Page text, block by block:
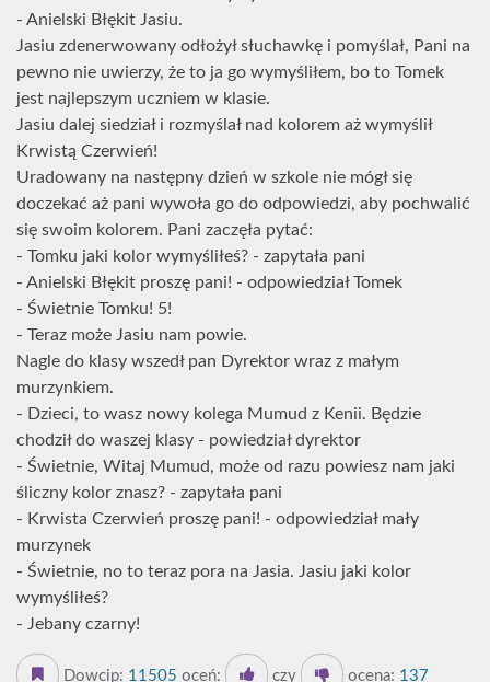
- Anielski Błękit Jasiu.
Jasiu zdenerwowany odłożył słuchawkę i pomyślał, Pani na
pewno nie uwierzy, że to ja go wymyśliłem, bo to Tomek
jest najlepszym uczniem w klasie.
Jasiu dalej siedział i rozmyślał nad kolorem aż wymyślił
Krwistą Czerwień!
Uradowany na następny dzień w szkole nie mógł się
doczekać aż pani wywoła go do odpowiedzi, aby pochwalić
się swoim kolorem. Pani zaczęła pytać:
- Tomku jaki kolor wymyśliłeś? - zapytała pani
- Anielski Błękit proszę pani! - odpowiedział Tomek
- Świetnie Tomku! 5!
- Teraz może Jasiu nam powie.
Nagle do klasy wszedł pan Dyrektor wraz z małym
murzynkiem.
- Dzieci, to wasz nowy kolega Mumud z Kenii. Będzie
chodził do waszej klasy - powiedział dyrektor
- Świetnie, Witaj Mumud, może od razu powiesz nam jaki
śliczny kolor znasz? - zapytała pani
- Krwista Czerwień proszę pani! - odpowiedział mały
murzynek
- Świetnie, no to teraz pora na Jasia. Jasiu jaki kolor
wymyśliłeś?
- Jebany czarny!
Dowcip: 11505 oceń: czy ocena: 137